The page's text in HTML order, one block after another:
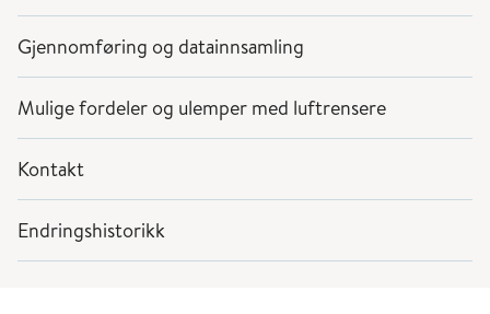
Gjennomføring og datainnsamling
Mulige fordeler og ulemper med luftrensere
Kontakt
Endringshistorikk